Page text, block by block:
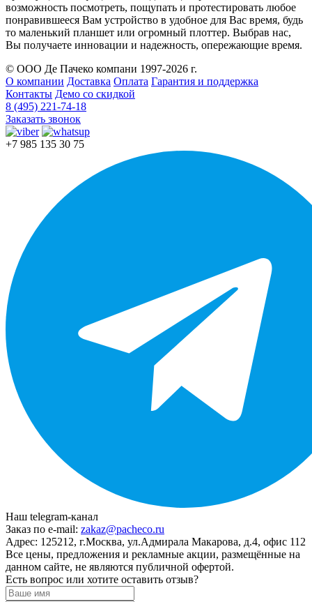
возможность посмотреть, пощупать и протестировать любое
понравившееся Вам устройство в удобное для Вас время, будь
то маленький планшет или огромный плоттер. Выбрав нас,
Вы получаете инновации и надежность, опережающие время.
© ООО Де Пачеко компани 1997-2026 г.
О компании Доставка Оплата Гарантия и поддержка
Контакты Демо со скидкой
8 (495) 221-74-18
Заказать звонок
+7 985 135 30 75
Наш telegram-канал
Заказ по e-mail: zakaz@pacheco.ru
Адрес: 125212, г.Москва, ул.Адмирала Макарова, д.4, офис 112
Все цены, предложения и рекламные акции, размещённые на
данном сайте, не являются публичной офертой.
Есть вопрос или хотите оставить отзыв?